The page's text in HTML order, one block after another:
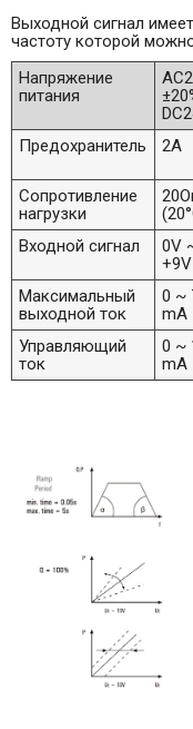
Выходной сигнал
частоту которой
Напряжение
питания
Предохранитель 2А
Сопротивление
нагрузки
Входной сигнал
0V
+9V
Максимальный
выходной ток
0 ~
mА
Управляющий
ток
0 ~
mА